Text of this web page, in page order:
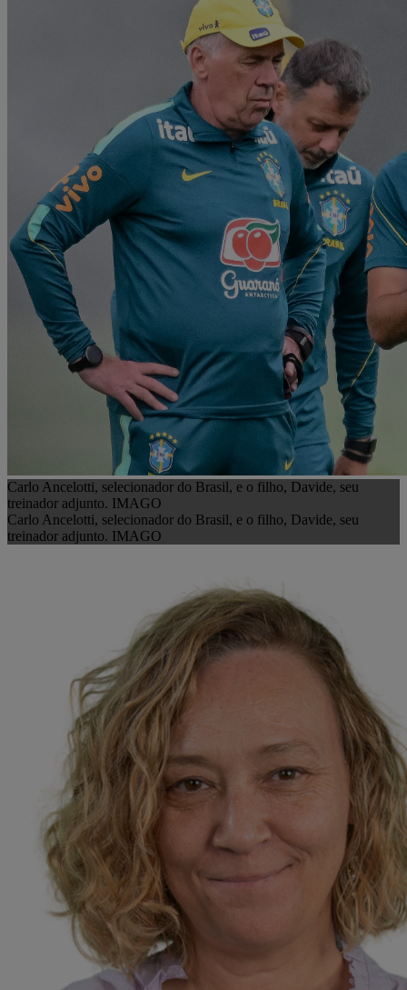
Carlo Ancelotti, selecionador do Brasil, e o filho, Davide, seu
treinador adjunto. IMAGO
Carlo Ancelotti, selecionador do Brasil, e o filho, Davide, seu
treinador adjunto. IMAGO